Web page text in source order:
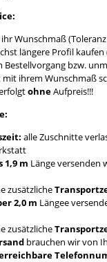
Wunschmaß
längere Profil kaufen
Bestellvorgang bzw.
ihrem Wunschmaß
ohneAufpreis!!!
alle Zuschnitte
1,9 m Länge versenden
zusätzliche
2,0 m Längee
zusätzliche
brauchen wir von